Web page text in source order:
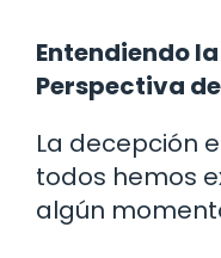
Entendiendo
Perspectiva
La decepción
todos hemos
algún